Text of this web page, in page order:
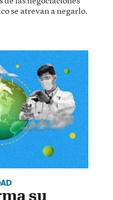
se atrevan a negarlo.
su